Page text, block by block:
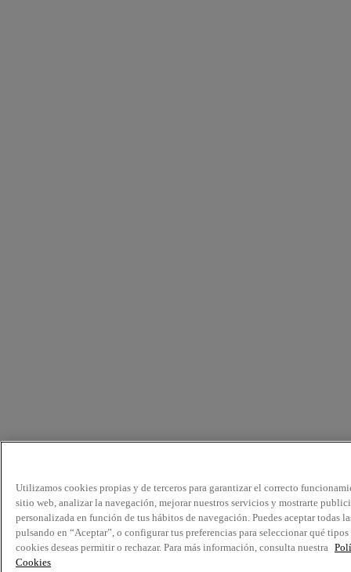
Utilizamos cookies propias y de terceros para garantizar el correcto
sitio web, analizar la navegación, mejorar nuestros servicios y mostrarte
personalizada en función de tus hábitos de navegación. Puedes aceptar todas
pulsando en “Aceptar”, o configurar tus preferencias para seleccionar qué tipos
cookies deseas permitir o rechazar. Para más información, consulta nuestra
Cookies